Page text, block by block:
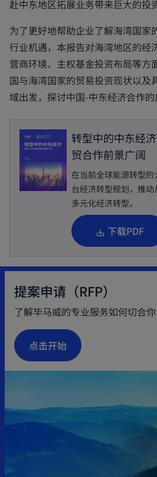
赴中东地区拓展业务带来巨大的投
为了更好地帮助企业了解海湾国家
行业机遇，本报告对海湾地区的经
营商环境、主权基金投资布局等方
国与海湾国家的贸易投资现状以及
域出发，探讨中国-中东经济合作的
转型中的中东经
贸合作前景广阔
在当前全球能源转型
台经济转型规划，推
多元化经济转型。
下载PDF
o
p
e
i
提案申请（RFP）
了解毕马威的专业服务如何切合你
点击开始